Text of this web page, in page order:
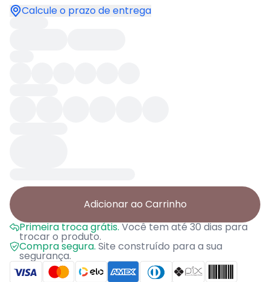
Calcule o prazo de entrega
Adicionar ao Carrinho
Primeira troca grátis.Você tem até 30 dias para
trocar o produto.
Compra segura. Site construído para a sua
segurança.